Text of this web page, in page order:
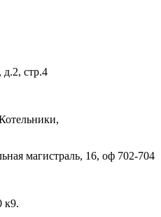
стр.4
магистраль, 16, оф 702-704
к9.